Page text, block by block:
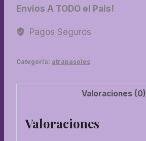
piedra
Envios A TODO el Pais!
Pagos Seguros
Categoría: atrapasoles
Valoraciones (0)
Valoraciones